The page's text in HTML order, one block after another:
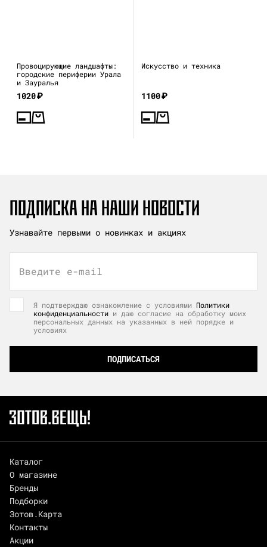
Провоцирующие ландшафты:
городские периферии Урала
и Зауралья
1020₽
Искусство и техника
1100₽
ПОДПИСКА НА НАШИ НОВОСТИ
Узнавайте первыми о новинках и акциях
Введите e-mail
Я подтверждаю ознакомление с условиями Политики
конфиденциальности и даю согласие на обработку моих
персональных данных на указанных в ней порядке и
условиях
ПОДПИСАТЬСЯ
Каталог
О магазине
Бренды
Подборки
Зотов.Карта
Контакты
Акции